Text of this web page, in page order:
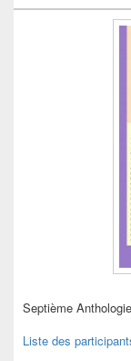
Septième
Liste des